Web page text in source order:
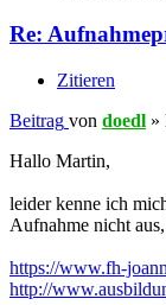
Re:
Zitieren
Beitrag von doedl »
Hallo Martin,
leider kenne ich
Aufnahme nicht
https://www.fh-
http://